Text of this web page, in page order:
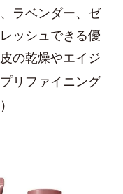
ラベンダー、ゼ
ッシュできる優
の乾燥やエイジ
リファイニング